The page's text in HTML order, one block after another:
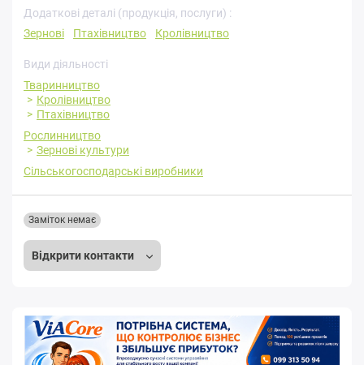
Додаткові деталі (продукція, послуги) :
Зернові
Птахівництво Кролівництво
Види діяльності
Тваринництво
Кролівництво
Птахівництво
Рослинництво
Зернові культури
Сільськогосподарські виробники
Відкрити контакти
Заміток немає